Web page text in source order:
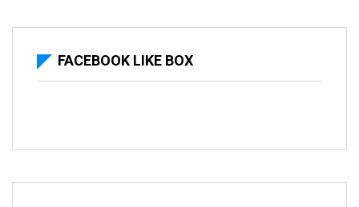
FACEBOOK LIKE BOX